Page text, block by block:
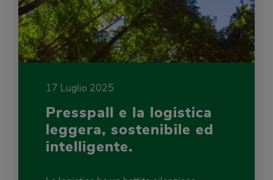
17 Luglio 2025
Presspall e la logistica
leggera, sostenibile ed
intelligente.